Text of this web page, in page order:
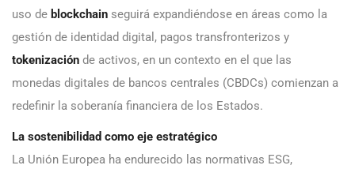
uso de blockchain seguirá expandiéndose en áreas como la
gestión de identidad digital, pagos transfronterizos y
tokenización de activos, en un contexto en el que las
monedas digitales de bancos centrales (CBDCs) comienzan a
redefinir la soberanía financiera de los Estados.
La sostenibilidad como eje estratégico
La Unión Europea ha endurecido las normativas ESG,